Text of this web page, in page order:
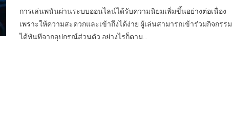
การเล่นพนันผ่านระบบออนไลน์ได้รับความนิยมเพิ่มขึ้นอย่างต่อเนื่อง
เพราะให้ความสะดวกและเข้าถึงได้ง่าย ผู้เล่นสามารถเข้าร่วมกิจกรรม
ได้ทันทีจากอุปกรณ์ส่วนตัว อย่างไรก็ตาม…